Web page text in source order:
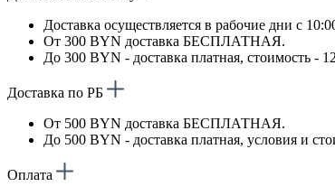
Доставка осуществляется в рабочие дни с
От 300 BYN доставка БЕСПЛАТНАЯ.
До 300 BYN - доставка платная, стоимость -
Доставка по РБ
От 500 BYN доставка БЕСПЛАТНАЯ.
До 500 BYN - доставка платная, условия и
Оплата